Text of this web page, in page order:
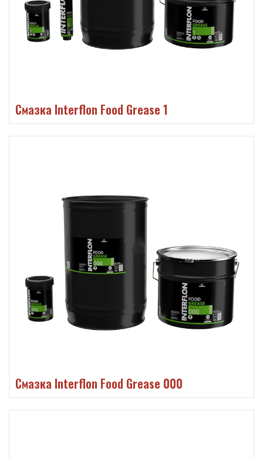
Смазка Interflon Food Grease 1
Смазка Interflon Food Grease 000